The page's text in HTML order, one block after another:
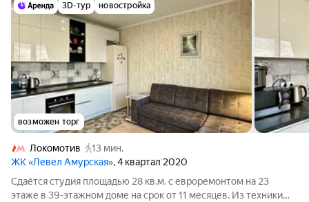
3D-тур новостройка
возможен торг
Локомотив
13 мин.
ЖК «Левел Амурская», 4 квартал 2020
Сдаётся студия площадью 28 кв.м. с евроремонтом на 23
этаже в 39-этажном доме на срок от 11 месяцев. Из техники